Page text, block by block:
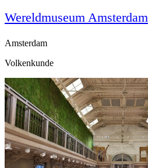
Wereldmuseum Amsterdam
Amsterdam
Volkenkunde